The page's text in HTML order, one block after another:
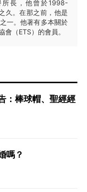
所長，他曾於1998-
久。在那之前，他是
一。他著有多本關於
（ETS）的會員。
：棒球帽、聖經經
嗎？